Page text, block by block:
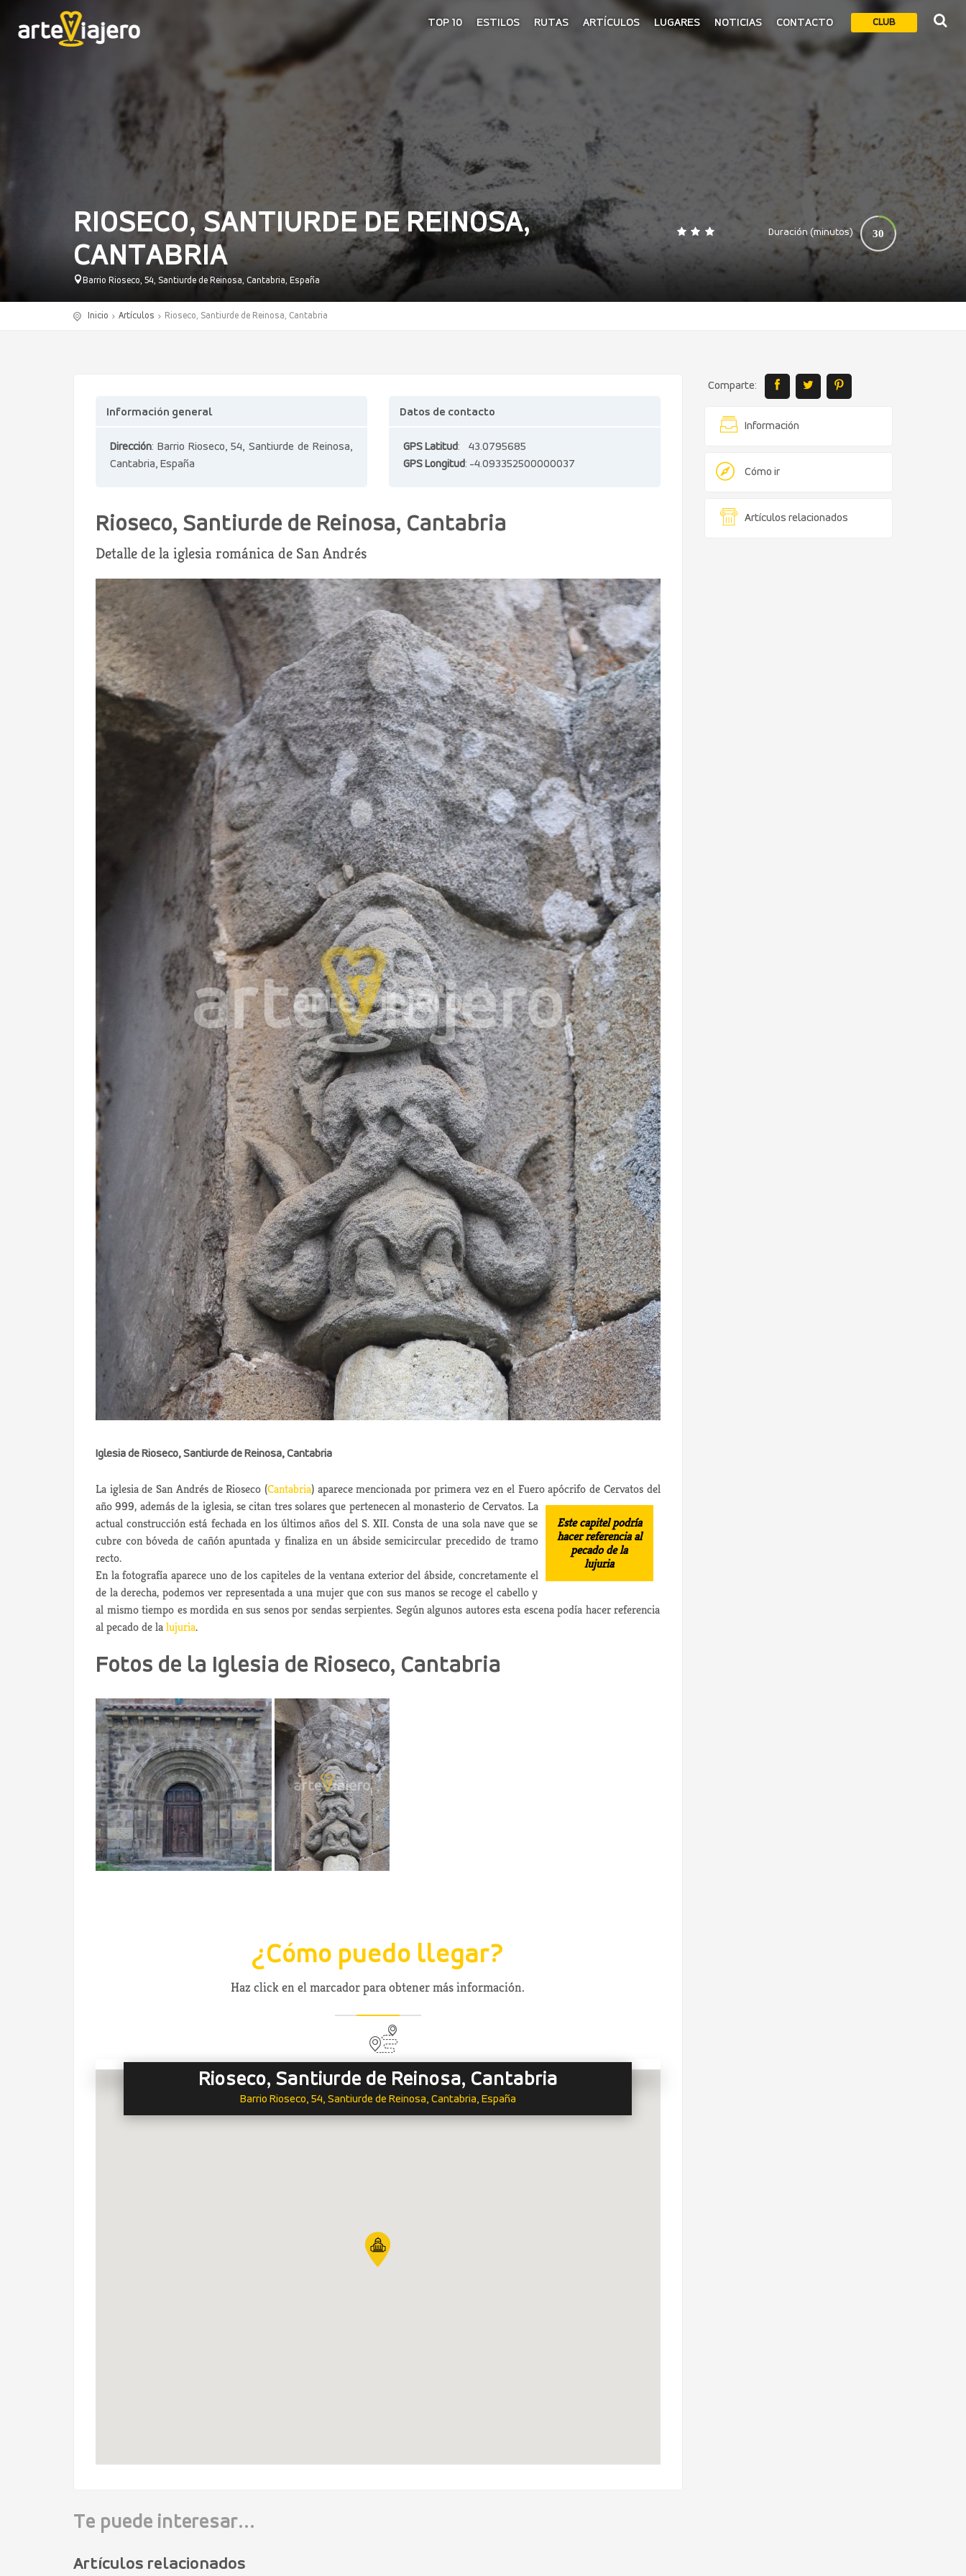
CLUB
TOP 10 ESTILOS RUTAS ARTÍCULOS LUGARES NOTICIAS CONTACTO
RIOSECO, SANTIURDE DE REINOSA,
CANTABRIA
Barrio Rioseco, 54, Santiurde de Reinosa, Cantabria, España
Duración (minutos) 30
0 140
Inicio Artículos Rioseco, Santiurde de Reinosa, Cantabria
Comparte:
Información
Cómo ir
Artículos relacionados
Información general
Dirección: Barrio Rioseco, 54, Santiurde de Reinosa,
Cantabria, España
Datos de contacto
GPS Latitud: 43.0795685
GPS Longitud: -4.093352500000037
Rioseco, Santiurde de Reinosa, Cantabria
Detalle de la iglesia románica de San Andrés
Iglesia de Rioseco, Santiurde de Reinosa, Cantabria
La iglesia de San Andrés de Rioseco (Cantabria) aparece mencionada por primera vez en el Fuero apócrifo de Cervatos del
año 999, además de la iglesia, se citan tres solares que pertenecen al monasterio de Cervatos.
Este capitel podría
hacer referencia al
pecado de la
lujuria
La
actual construcción está fechada en los últimos años del S. XII. Consta de una sola nave que se
cubre con bóveda de cañón apuntada y finaliza en un ábside semicircular precedido de tramo
recto.
En la fotografía aparece uno de los capiteles de la ventana exterior del ábside, concretamente el
de la derecha, podemos ver representada a una mujer que con sus manos se recoge el cabello y
al mismo tiempo es mordida en sus senos por sendas serpientes. Según algunos autores esta escena podía hacer referencia
al pecado de lalujuria.
Fotos de la Iglesia de Rioseco, Cantabria
¿Cómo puedo llegar?
Haz click en el marcador para obtener más información.
Rioseco, Santiurde de Reinosa, Cantabria
Barrio Rioseco, 54, Santiurde de Reinosa, Cantabria, España
Te puede interesar...
Artículos relacionados